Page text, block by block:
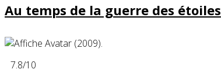
Au temps de la guerre des étoiles
7.8/10